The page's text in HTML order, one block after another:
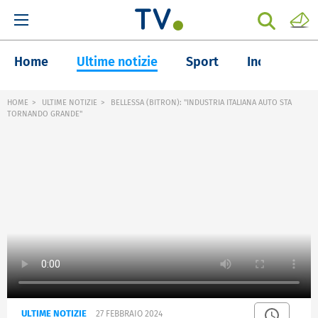
Home Ultime notizie Sport Inchieste
HOME ULTIME NOTIZIE
BELLESSA (BITRON): "INDUSTRIA ITALIANA AUTO STA
TORNANDO GRANDE"
ULTIME NOTIZIE 27 FEBBRAIO 2024